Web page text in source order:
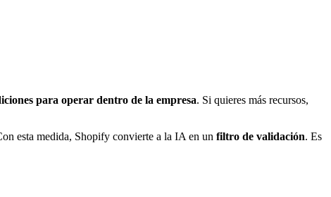
para operar dentro de la empresa. Si quieres más recursos,
esta medida, Shopify convierte a la IA en un filtro de validación. Es